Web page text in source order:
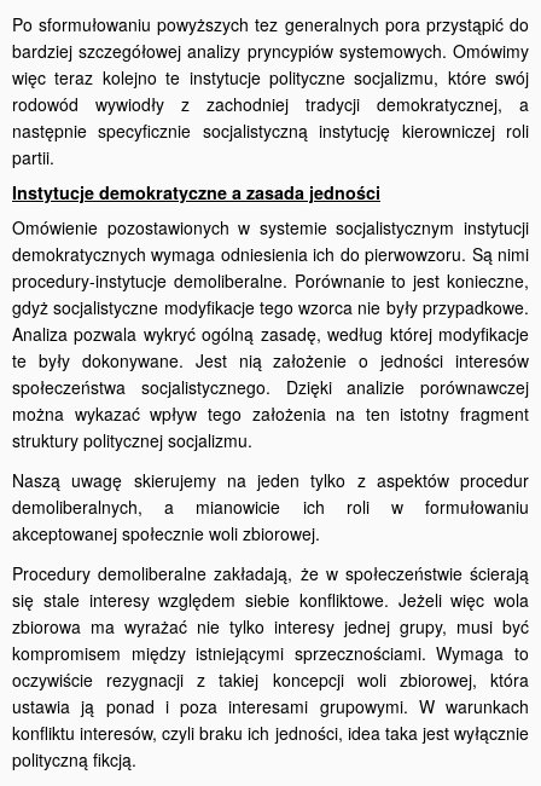
Po sformułowaniu powyższych tez generalnych pora przystąpić do
bardziej szczegółowej analizy pryncypiów systemowych. Omówimy
więc teraz kolejno te instytucje polityczne socjalizmu, które swój
rodowód wywiodły z zachodniej tradycji demokratycznej, a
następnie specyficznie socjalistyczną instytucję kierowniczej roli
partii.
Instytucje demokratyczne a zasada jedności
Omówienie pozostawionych w systemie socjalistycznym instytucji
demokratycznych wymaga odniesienia ich do pierwowzoru. Są nimi
procedury-instytucje demoliberalne. Porównanie to jest konieczne,
gdyż socjalistyczne modyfikacje tego wzorca nie były przypadkowe.
Analiza pozwala wykryć ogólną zasadę, według której modyfikacje
te były dokonywane. Jest nią założenie o jedności interesów
społeczeństwa socjalistycznego. Dzięki analizie porównawczej
można wykazać wpływ tego założenia na ten istotny fragment
struktury politycznej socjalizmu.
Naszą uwagę skierujemy na jeden tylko z aspektów procedur
demoliberalnych, a mianowicie ich roli w formułowaniu
akceptowanej społecznie woli zbiorowej.
Procedury demoliberalne zakładają, że w społeczeństwie ścierają
się stale interesy względem siebie konfliktowe. Jeżeli więc wola
zbiorowa ma wyrażać nie tylko interesy jednej grupy, musi być
kompromisem między istniejącymi sprzecznościami. Wymaga to
oczywiście rezygnacji z takiej koncepcji woli zbiorowej, która
ustawia ją ponad i poza interesami grupowymi. W warunkach
konfliktu interesów, czyli braku ich jedności, idea taka jest wyłącznie
polityczną fikcją.